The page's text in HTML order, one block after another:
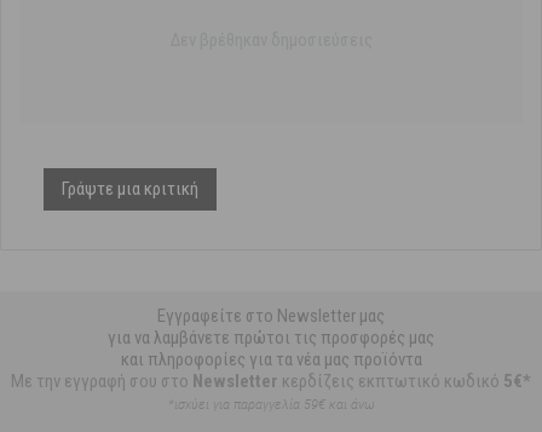
Γράψτε μια κριτική
Εγγραφείτε στο Newsletter μας
για να λαμβάνετε πρώτοι τις προσφορές μας
και πληροφορίες για τα νέα μας προϊόντα
Με την εγγραφή σου στο Newsletter κερδίζεις εκπτωτικό κωδικό 5€*
*ισχύει για παραγγελία 59€ και άνω